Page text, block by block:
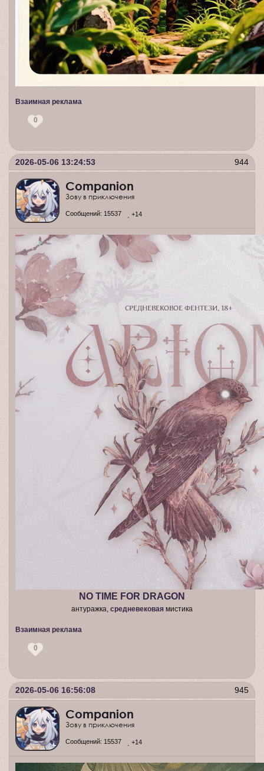
Взаимная реклама
0
944
2026-05-06 13:24:53
Companion
Зову в приключения
Сообщений: 15537 +14
NO TIME FOR DRAGON
антуражка, средневековая мистика
Взаимная реклама
0
945
2026-05-06 16:56:08
Companion
Зову в приключения
Сообщений: 15537 +14